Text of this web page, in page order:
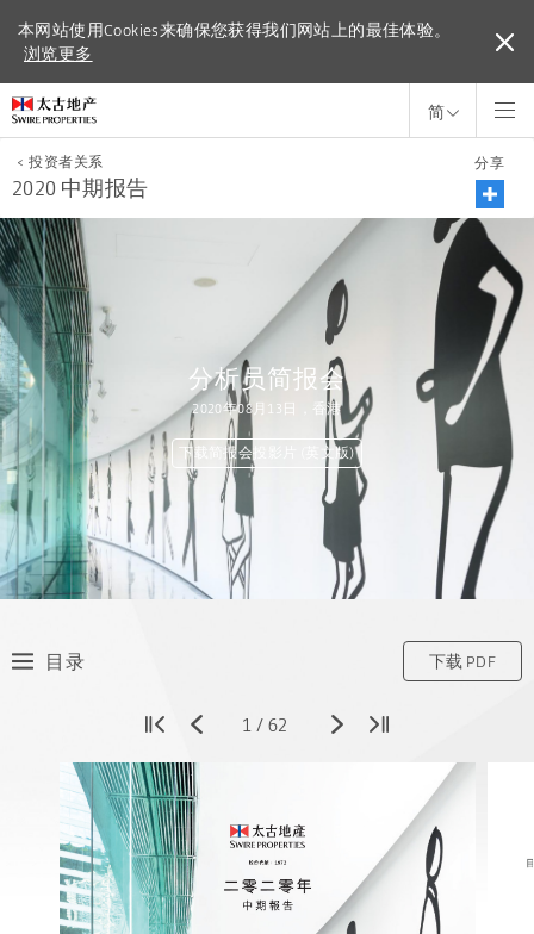
本网站使用Cookies来确保您获得我们网站上的最佳体验。
浏览更多
本网站使用Cookies来确保您获得我们网站上的最佳体验。
浏览更多
简
< 投资者关系
2020 中期报告
分享
分析员简报会
2020年08月13日，香港
下载简报会投影片 (英文版)
目录 下载 PDF
1 / 62